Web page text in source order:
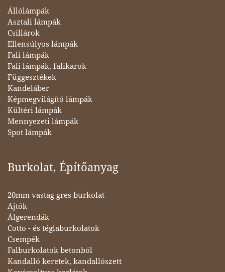
Állólámpák
Asztali lámpák
Csillárok
Ellensúlyos lámpák
Fali lámpák
Fali lámpák, falikarok
Függesztékek
Kandeláber
Képmegvilágító lámpák
Kültéri lámpák
Mennyezeti lámpák
Spot lámpák
Burkolat, Építőanyag
20mm vastag gres burkolat
Ajtók
Álgerendák
Cotto - és téglaburkolatok
Csempék
Falburkolatok betonból
Kandalló keretek, kandallószett